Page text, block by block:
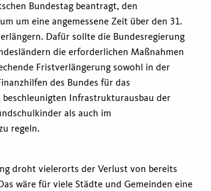
Bundestag beantragt, den
um eine angemessene Zeit über den 31.
Dafür sollte die Bundesregierung
die erforderlichen Maßnahmen
Fristverlängerung sowohl in der
des Bundes für das
beschleunigten Infrastrukturausbau der
als auch im
regeln.
droht vielerorts der Verlust von bereits
wäre für viele Städte und Gemeinden eine